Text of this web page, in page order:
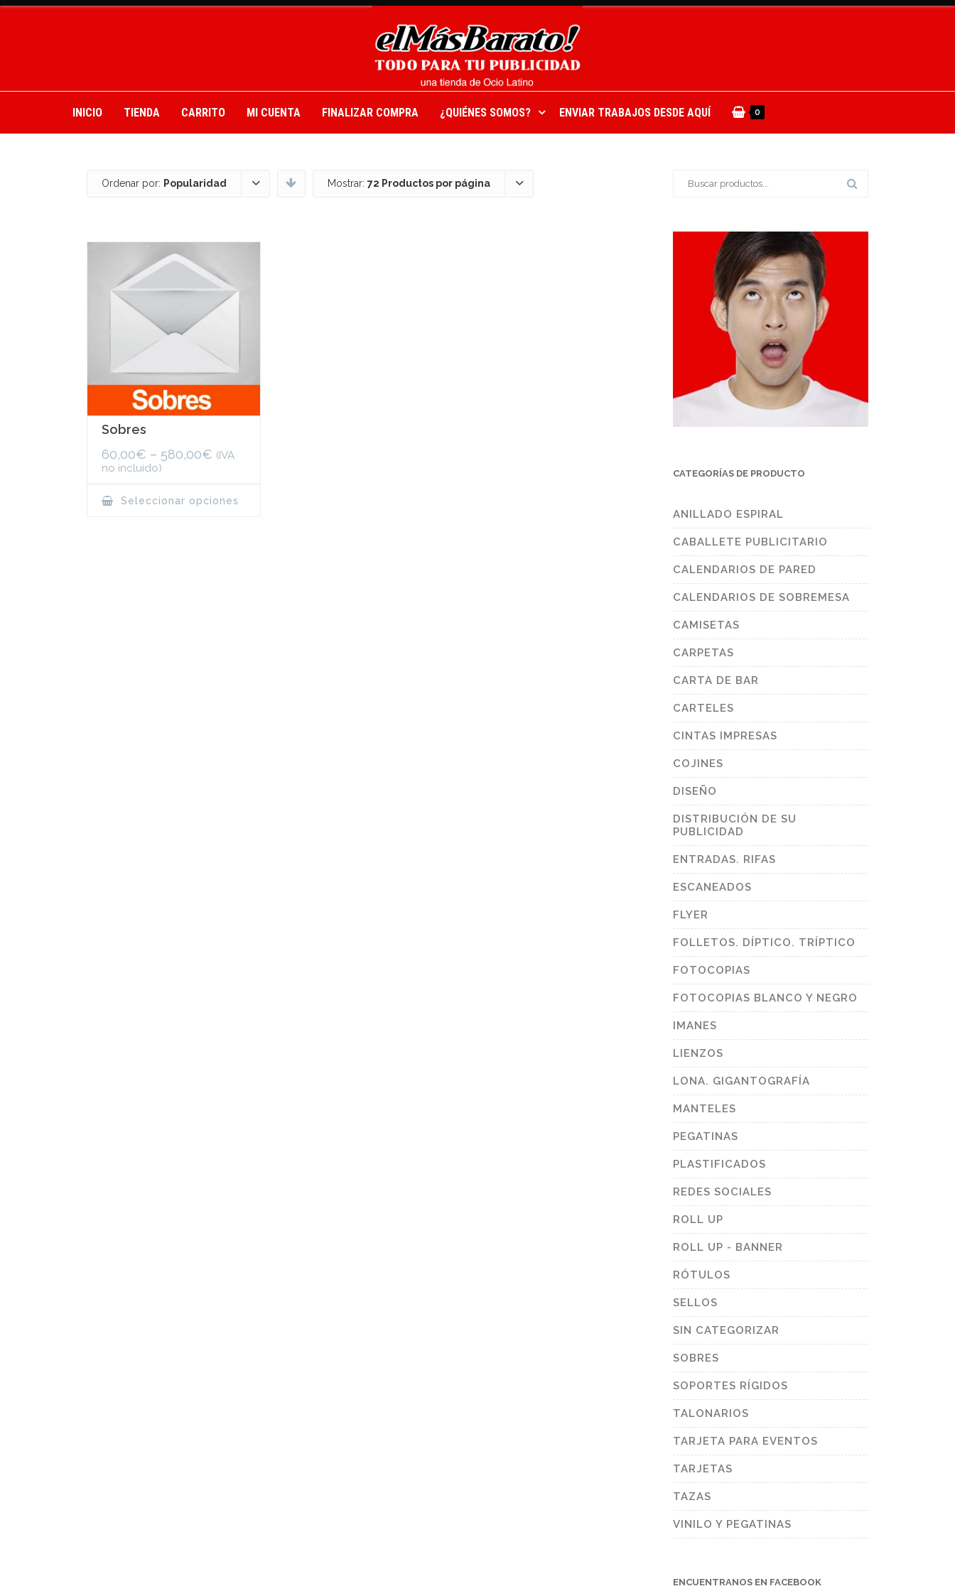
INICIO TIENDA CARRITO MI CUENTA FINALIZAR COMPRA ¿QUIÉNES SOMOS? ENVIAR TRABAJOS DESDE AQUÍ 0
Ordenar por: Popularidad Mostrar: 72 Productos por página
Sobres
60,00€ – 580,00€ (IVA
no incluido)
Seleccionar opciones
CATEGORÍAS DE PRODUCTO
ANILLADO ESPIRAL
CABALLETE PUBLICITARIO
CALENDARIOS DE PARED
CALENDARIOS DE SOBREMESA
CAMISETAS
CARPETAS
CARTA DE BAR
CARTELES
CINTAS IMPRESAS
COJINES
DISEÑO
DISTRIBUCIÓN DE SU
PUBLICIDAD
ENTRADAS. RIFAS
ESCANEADOS
FLYER
FOLLETOS. DÍPTICO. TRÍPTICO
FOTOCOPIAS
FOTOCOPIAS BLANCO Y NEGRO
IMANES
LIENZOS
LONA. GIGANTOGRAFÍA
MANTELES
PEGATINAS
PLASTIFICADOS
REDES SOCIALES
ROLL UP
ROLL UP - BANNER
RÓTULOS
SELLOS
SIN CATEGORIZAR
SOBRES
SOPORTES RÍGIDOS
TALONARIOS
TARJETA PARA EVENTOS
TARJETAS
TAZAS
VINILO Y PEGATINAS
ENCUENTRANOS EN FACEBOOK